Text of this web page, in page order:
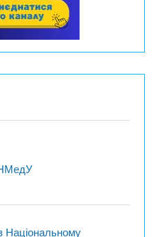
Національному